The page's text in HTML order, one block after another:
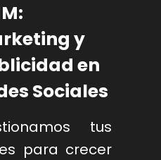
y
en
Sociales
tus
para crecer